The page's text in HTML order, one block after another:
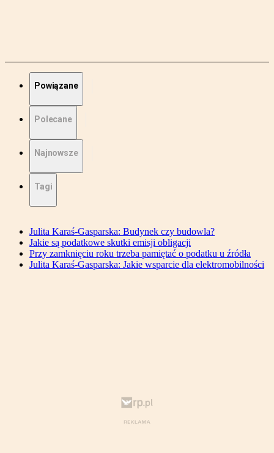
Powiązane
Polecane
Najnowsze
Tagi
Julita Karaś-Gasparska: Budynek czy budowla?
Jakie są podatkowe skutki emisji obligacji
Przy zamknięciu roku trzeba pamiętać o podatku u źródła
Julita Karaś-Gasparska: Jakie wsparcie dla elektromobilności